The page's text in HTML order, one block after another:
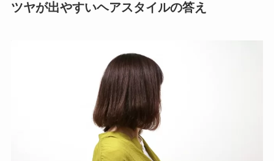
ツヤが出やすいヘアスタイルの答え